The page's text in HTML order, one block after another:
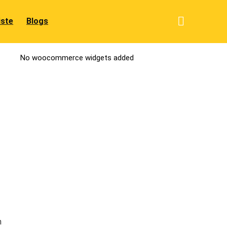
Blogs
No woocommerce widgets added